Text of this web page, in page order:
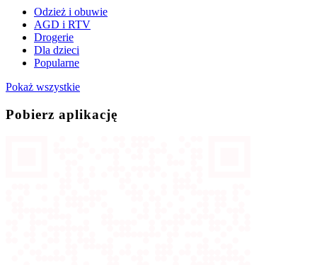
Odzież i obuwie
AGD i RTV
Drogerie
Dla dzieci
Popularne
Pokaż wszystkie
Pobierz aplikację